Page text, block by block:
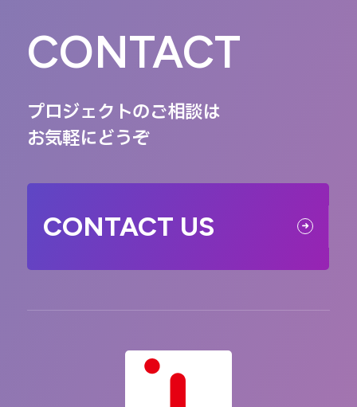
CONTACT
プロジェクトのご相談は
お気軽にどうぞ
CONTACT US